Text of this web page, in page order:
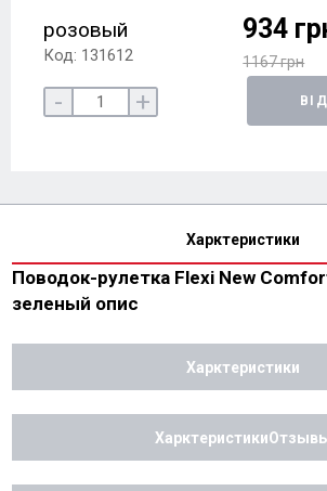
розовый
Код: 131612
934
1167 грн
- +
Харктеристики
Поводок-рулетка Flexi New
зеленый опис
Харктеристики